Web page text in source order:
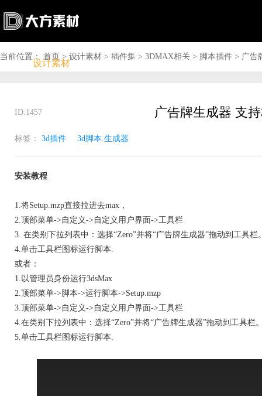
首页 设计素材 软件下载 问答资讯 商城
上传赚钱  VIP 充值 登录
当前位置：首页 >设计素材 > 插件集 > 3DMAX相关 > 脚本插件 > 广告
广告牌生成器 支
ID:1457
标签： 3d插件 3d脚本.生成器
安装教程
1.将Setup.mzp直接拉进去max，
2.顶部菜单->自定义->自定义用户界面->工具栏
3. 在类别下拉列表中：选择“Zero”并将“广告牌生成器”拖动到工具栏
4.单击工具栏图标运行脚本.
或者：
1.以管理员身份运行3dsMax
2.顶部菜单->脚本->运行脚本->Setup.mzp
3.顶部菜单->自定义->自定义用户界面->工具栏
4.在类别下拉列表中：选择“Zero”并将“广告牌生成器”拖动到工具栏
5.单击工具栏图标运行脚本.